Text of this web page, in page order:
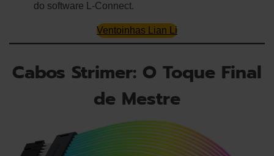
do software L-Connect.
Ventoinhas Lian Li
Cabos Strimer: O Toque Final
de Mestre